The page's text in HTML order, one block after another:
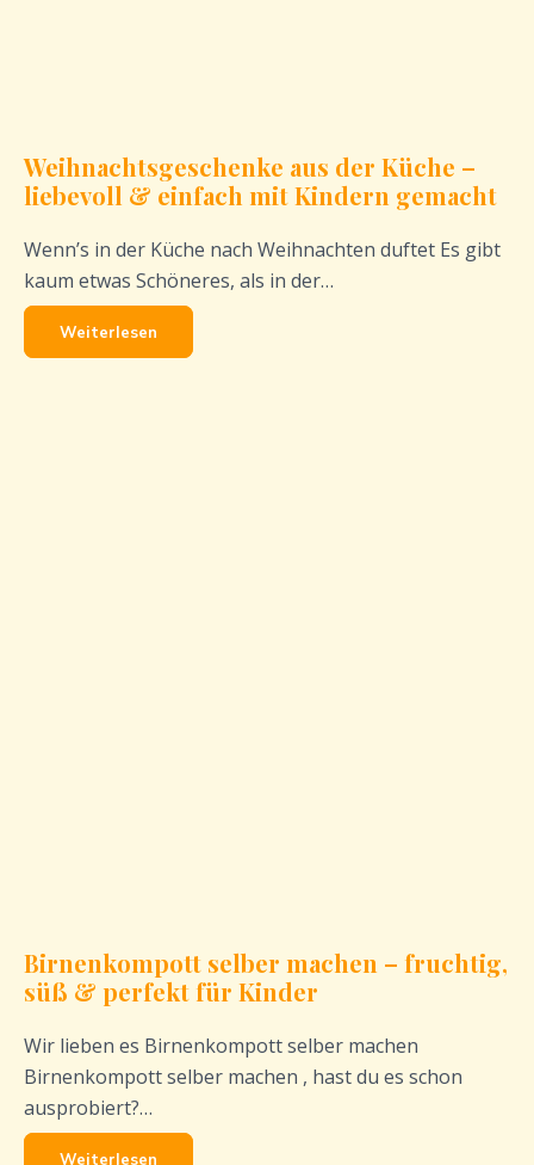
Weihnachtsgeschenke aus der Küche –
liebevoll & einfach mit Kindern gemacht
Wenn’s in der Küche nach Weihnachten duftet Es gibt
kaum etwas Schöneres, als in der…
Weiterlesen
Birnenkompott selber machen – fruchtig,
süß & perfekt für Kinder
Wir lieben es Birnenkompott selber machen
Birnenkompott selber machen , hast du es schon
ausprobiert?…
Weiterlesen